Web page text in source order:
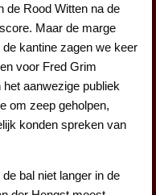
de Rood Witten na de
Maar de marge
kantine zagen we keer
voor Fred Grim
aanwezige publiek
om zeep geholpen,
konden spreken van
bal niet langer in de